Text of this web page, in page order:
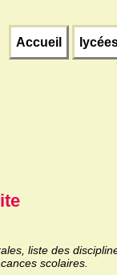
Accueil
liste des
scolaires.